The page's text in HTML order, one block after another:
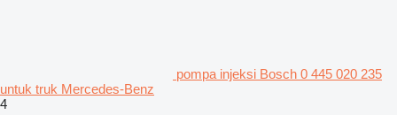
pompa injeksi Bosch 0 445 020 235
untuk truk Mercedes-Benz
4